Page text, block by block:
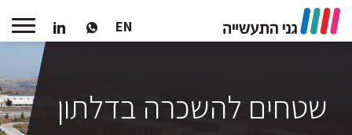
EN
שטחים להשכרה בדלתון